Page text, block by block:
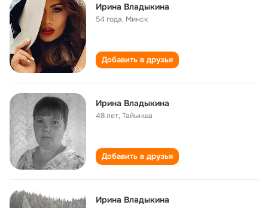
Ирина Владыкина
54 года, Минск
Добавить в друзья
Ирина Владыкина
48 лет,Тайынша
Добавить в друзья
Ирина Владыкина